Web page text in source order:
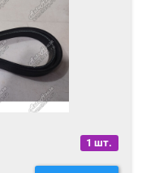
1 шт.